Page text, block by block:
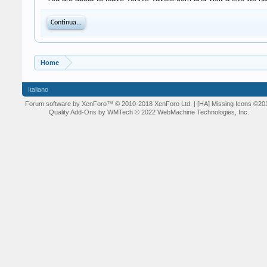
Continua...
Home
Italiano
Forum software by XenForo™ © 2010-2018 XenForo Ltd. | [HA] Missing Icons
Quality Add-Ons by WMTech © 2022 WebMachine Technologies, Inc.